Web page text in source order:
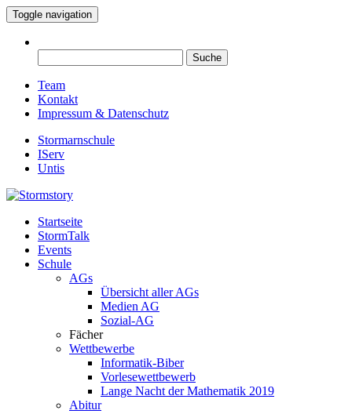
Toggle navigation
nach:
Team
Kontakt
Impressum & Datenschutz
Stormarnschule
IServ
Untis
Stormstory
Eure digitale Schülerzeitung
Startseite
StormTalk
Events
Schule
AGs
Übersicht aller AGs
Medien AG
Sozial-AG
Fächer
Wettbewerbe
Informatik-Biber
Vorlesewettbewerb
Lange Nacht der Mathematik 2019
Abitur